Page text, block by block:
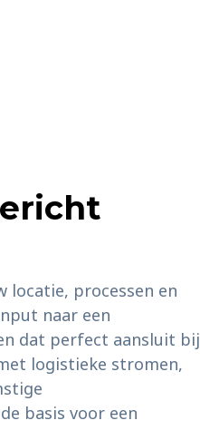
locatie, processen en
naar een
dat perfect aansluit bij
logistieke stromen,
basis voor een